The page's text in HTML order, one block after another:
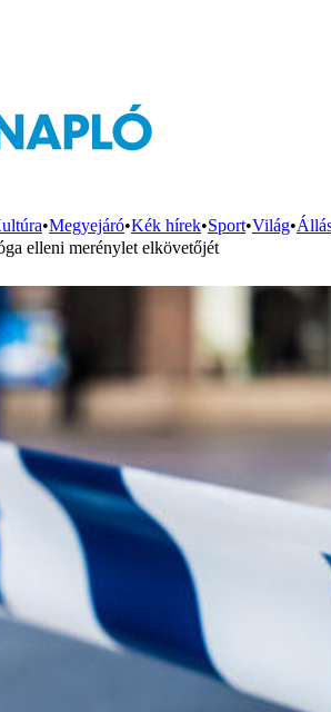
•Megyejáró•Kék hírek•Sport•Világ•
elleni merénylet elkövetőjét